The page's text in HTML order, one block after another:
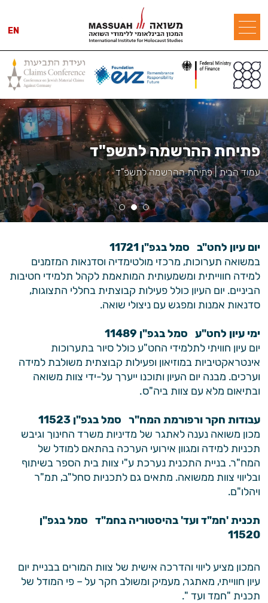
EN
פתיחת ההרשמה לתשפ"ד
עמוד הבית|פתיחת ההרשמה לתשפ"ד
יום עיון לחט"ב סמל בגפ"ן 11721
במשואה תערוכות, מרכזי מולטימדיה וסדנאות המזמנים
למידה חווייתית ומשמעותית המותאמת לקהל תלמידי חטיבות
הביניים. יום העיון כולל פעילות קבוצתית בחללי התצוגות,
סדנאות אמנות ומפגש עם ניצולי שואה.
ימי עיון לחט"ע סמל בגפ"ן 11489
יום עיון חוויתי לתלמידי החט"ע כולל סיור בתערוכות
אינטראקטיביות במוזיאון ופעילות קבוצתית משולבת למידה
וערכים. מבנה יום העיון ותוכנו ייערך על-ידי צוות משואה
ובתיאום מלא עם צוות ביה"ס.
עבודות חקר ורפורמת המח"ר סמל בגפ"ן 11523
מכון משואה נענה לאתגר של מדיניות משרד החינוך וגיבש
תכניות למידה ומגוון אירועי הערכה בהתאם למודל של
המח"ר. בניית התכנית נערכת ע"י צוות בית הספר בשיתוף
ובליווי צוות ממשואה. מתאים גם לתכניות סחל"ב, תמ"ר
ויהלו"ם.
תכנית 'חמ"ד ועד' בהיסטוריה בחמ"ד סמל בגפ"ן
11520
המכון מציע ליווי והדרכה אישית של צוות המורים בבניית יום
עיון חווייתי, מאתגר, מעמיק ומשולב חקר על – פי המודל של
תכנית "חמד ועד ".